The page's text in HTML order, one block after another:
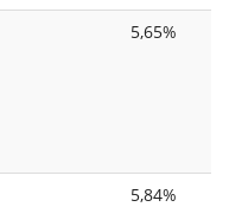
5,65%
5,84%